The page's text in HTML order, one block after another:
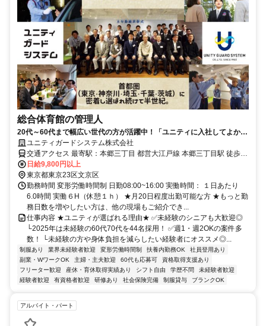
総合体育館の管理人
20代～60代まで幅広い世代の方が活躍中！「ユニティに入社してよかっ
た」と思ってもらえるように。
ユニティガードシステム株式会社
交通アクセス 最寄駅：本郷三丁目 都営大江戸線 本郷三丁目駅 徒歩5
分
日給9,800円以上
東京都東京23区文京区
勤務時間 変形労働時間制 日勤08:00~16:00 実働時間： １日あたり
6.0時間 実働６H（休憩１ｈ） ★月20日程度出勤可能な方 ★もっと勤
務日数を増やしたい方は、他の現場もご紹介でき...
仕事内容 ★ユニティが選ばれる理由★ ✅未経験のシニアも大歓迎◎
└2025年は未経験の60代70代を44名採用！ ✅週1・週2OKの案件多
数！ └未経験の方や身体負担を減らしたい経験者にオススメ◎...
制服あり 業界未経験者歓迎 変形労働時間制 扶養内勤務OK
社員登用あり
副業・WワークOK
主婦・主夫歓迎 60代も応募可
資格取得支援あり
フリーター歓迎
産休・育休取得実績あり シフト自由 学歴不問
未経験者歓迎
経験者歓迎
有資格者歓迎 研修あり 社会保険完備 制服貸与 ブランクOK
アルバイト・パート